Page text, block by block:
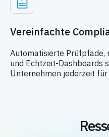
Vereinfachte
Automatisierte Prüfpfade,
und Echtzeit-Dashboards
Unternehmen jederzeit